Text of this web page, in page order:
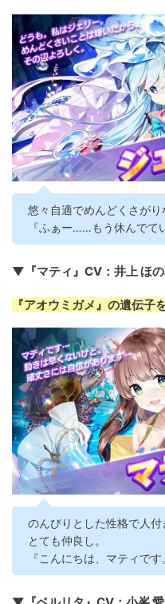
悠々自適でめんどくさがり
『ふぁー……もう休んでて
▼『マティ』CV：井上 ほ
『アオウミガメ』の遺伝子
のんびりとした性格で人
とても仲良し。
『こんにちは、マティで